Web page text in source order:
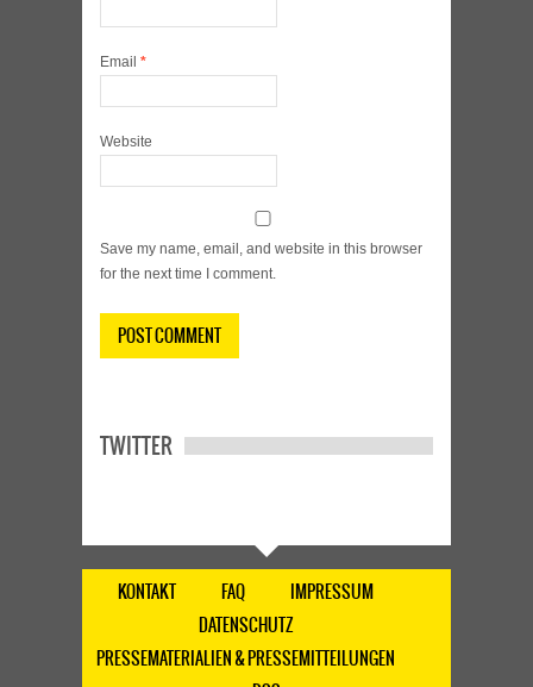
Email *
Website
Save my name, email, and website in this browser
for the next time I comment.
TWITTER
KONTAKT FAQ
IMPRESSUM
DATENSCHUTZ
PRESSEMATERIALIEN & PRESSEMITTEILUNGEN